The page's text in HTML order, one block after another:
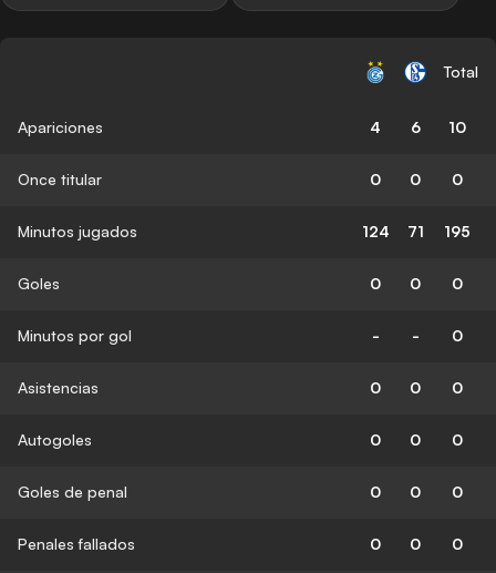
Total
Apariciones 4 6 10
Once titular 0 0 0
Minutos jugados 124 71 195
Goles 0 0 0
Minutos por gol - - 0
Asistencias 0 0 0
Autogoles 0 0 0
Goles de penal 0 0 0
Penales fallados 0 0 0